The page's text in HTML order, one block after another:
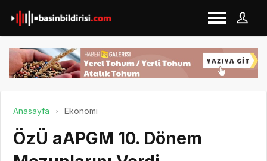
Anasayfa Ekonomi
ÖzÜ aAPGM 10. Dönem